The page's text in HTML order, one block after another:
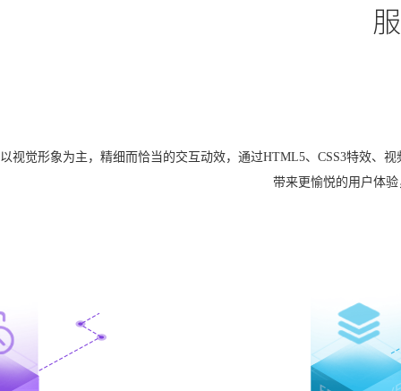
以视觉形象为主，精细而恰当的交互动效，通过HTML5、CSS3特效、
带来更愉悦的用户体验